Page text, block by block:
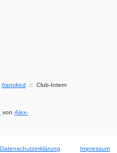
francked :: Club-Intern
von Alex-
Datenschutzerklärung
Impressum